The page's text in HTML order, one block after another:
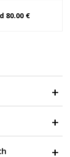
80.00 €